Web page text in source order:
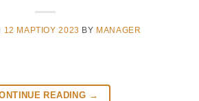
12 ΜΑΡΤΊΟΥ 2023 BY MANAGER
READING →